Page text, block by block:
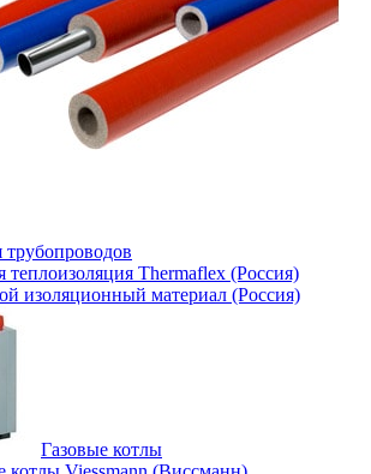
трубопроводов
теплоизоляция Thermaflex (Россия)
изоляционный материал (Россия)
Газовые котлы